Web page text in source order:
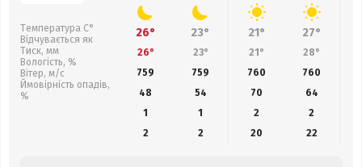
Температура С°
Відчувається як
Тиск, мм
Вологість, %
Вітер, м/с
Ймовірність опадів,
%
26° 23° 21° 27°
26° 23° 21° 28°
759
759 760 760
48
54 70
64
1
1 2
2
2
2 20 22